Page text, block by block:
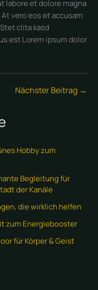
labore et dolore magna
vero eos et accusam
clita kasd
est Lorem ipsum dolor
Nächster Beitrag →
Hobby zum
Begleitung für
der Kanäle
die wirklich helfen
zum Energiebooster
für Körper & Geist